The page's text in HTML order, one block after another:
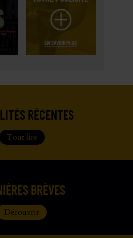
RÉCENTES
Tout lire
BRÈVES
Découvrir